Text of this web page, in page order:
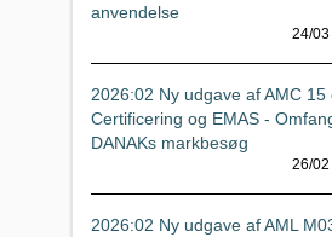
anvendelse
24/
2026:02 Ny udgave af AMC 15
Certificering og EMAS -
DANAKs markbesøg
26/
2026:02 Ny udgave af AML